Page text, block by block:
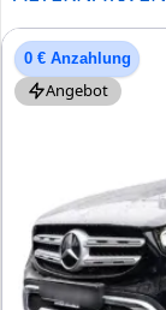
0 € Anzahlung
Angebot